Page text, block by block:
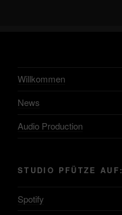
Willkommen
News
Audio Production
STUDIO PFÜTZE AUF:
Spotify